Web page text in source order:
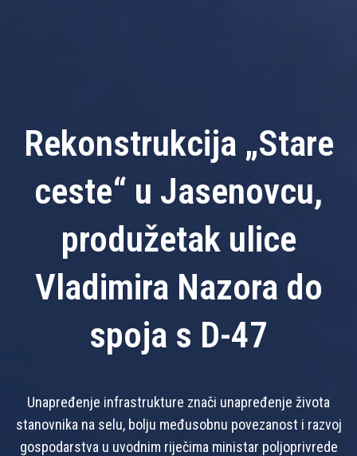
Rekonstrukcija „Stare
ceste“ u Jasenovcu,
produžetak ulice
Vladimira Nazora do
spoja s D-47
Unapređenje infrastrukture znači unapređenje života
stanovnika na selu, bolju međusobnu povezanost i razvoj
gospodarstva u uvodnim riječima ministar poljoprivrede